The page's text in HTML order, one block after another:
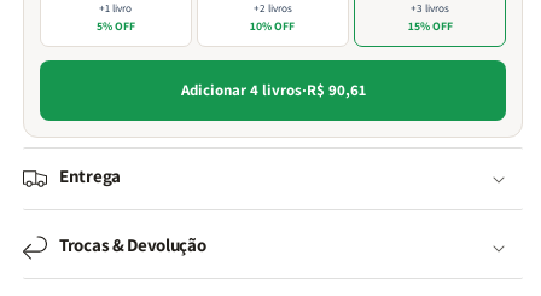
+1 livro
5% OFF
+2 livros
10% OFF
+3 livros
15% OFF
Adicionar 4 livros·R$ 90,61
Entrega
Trocas & Devolução